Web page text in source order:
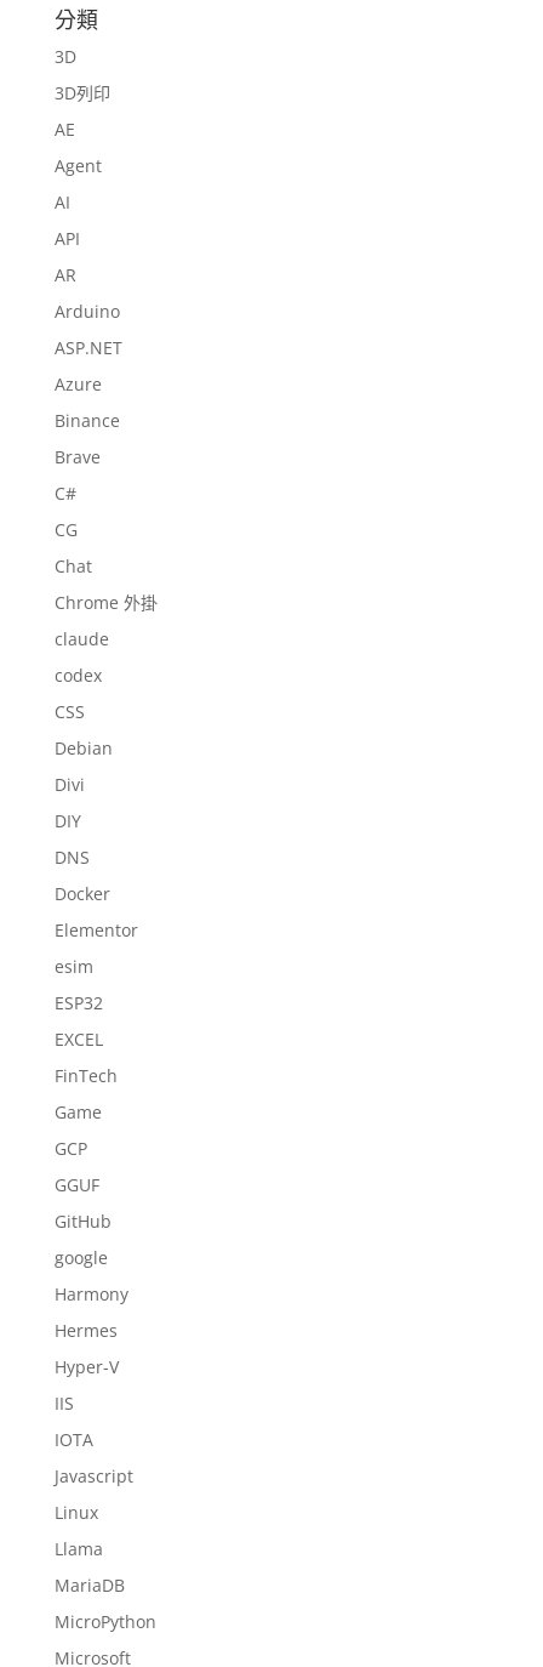
分類
3D
3D列印
AE
Agent
AI
API
AR
Arduino
ASP.NET
Azure
Binance
Brave
C#
CG
Chat
Chrome 外掛
claude
codex
CSS
Debian
Divi
DIY
DNS
Docker
Elementor
esim
ESP32
EXCEL
FinTech
Game
GCP
GGUF
GitHub
google
Harmony
Hermes
Hyper-V
IIS
IOTA
Javascript
Linux
Llama
MariaDB
MicroPython
Microsoft